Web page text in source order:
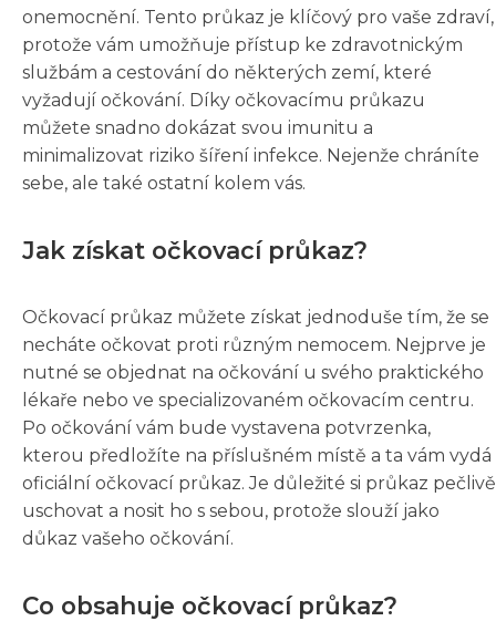
onemocnění. Tento průkaz je klíčový pro vaše zdraví,
protože vám umožňuje přístup ke zdravotnickým
službám a cestování do některých zemí, které
vyžadují očkování. Díky očkovacímu průkazu
můžete snadno dokázat svou imunitu a
minimalizovat riziko šíření infekce. Nejenže chráníte
sebe, ale také ostatní kolem vás.
Jak získat očkovací průkaz?
Očkovací průkaz můžete získat jednoduše tím, že se
necháte očkovat proti různým nemocem. Nejprve je
nutné se objednat na očkování u svého praktického
lékaře nebo ve specializovaném očkovacím centru.
Po očkování vám bude vystavena potvrzenka,
kterou předložíte na příslušném místě a ta vám vydá
oficiální očkovací průkaz. Je důležité si průkaz pečlivě
uschovat a nosit ho s sebou, protože slouží jako
důkaz vašeho očkování.
Co obsahuje očkovací průkaz?